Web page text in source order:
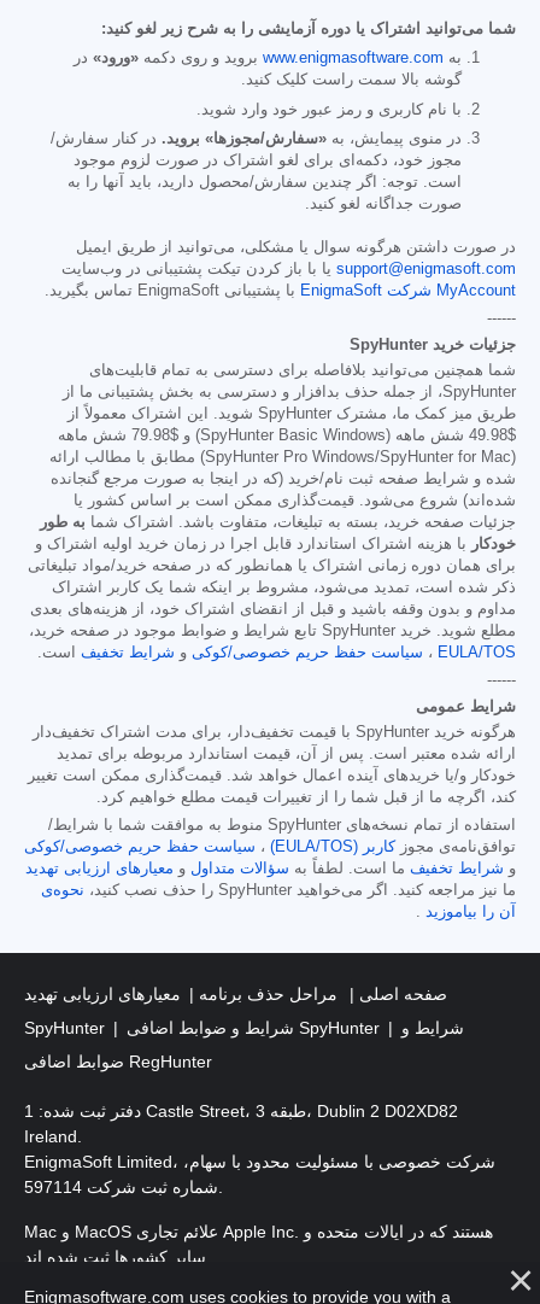
شما می‌توانید اشتراک یا دوره آزمایشی را به شرح زیر لغو کنید:
به www.enigmasoftware.com بروید و روی دکمه «ورود» در
گوشه بالا سمت راست کلیک کنید.
با نام کاربری و رمز عبور خود وارد شوید.
در منوی پیمایش، به «سفارش/مجوزها» بروید. در کنار سفارش/
مجوز خود، دکمه‌ای برای لغو اشتراک در صورت لزوم موجود
است. توجه: اگر چندین سفارش/محصول دارید، باید آنها را به
صورت جداگانه لغو کنید.
در صورت داشتن هرگونه سوال یا مشکلی، می‌توانید از طریق ایمیل
support@enigmasoft.com یا با باز کردن تیکت پشتیبانی در وب‌سایت
MyAccount شرکت EnigmaSoft
با پشتیبانی EnigmaSoft تماس بگیرید.
------
جزئیات خرید SpyHunter
شما همچنین می‌توانید بلافاصله برای دسترسی به تمام قابلیت‌های
SpyHunter، از جمله حذف بدافزار و دسترسی به بخش پشتیبانی ما از
طریق میز کمک ما، مشترک SpyHunter شوید. این اشتراک معمولاً از
$49.98
شش ماهه (SpyHunter Basic Windows) و $79.98
شش ماهه
(SpyHunter Pro Windows/SpyHunter for Mac) مطابق با مطالب ارائه
شده و شرایط صفحه ثبت نام/خرید (که در اینجا به صورت مرجع گنجانده
شده‌اند) شروع می‌شود. قیمت‌گذاری ممکن است بر اساس کشور یا
جزئیات صفحه خرید، بسته به تبلیغات، متفاوت باشد. اشتراک شما به طور
خودکار
با هزینه اشتراک استاندارد قابل اجرا در زمان خرید اولیه اشتراک و
برای همان دوره زمانی اشتراک یا همانطور که در صفحه خرید/مواد تبلیغاتی
ذکر شده است، تمدید می‌شود، مشروط بر اینکه شما یک کاربر اشتراک
مداوم و بدون وقفه باشید و قبل از انقضای اشتراک خود، از هزینه‌های بعدی
مطلع شوید. خرید SpyHunter تابع شرایط و ضوابط موجود در صفحه خرید،
EULA/TOS ، سیاست حفظ حریم خصوصی/کوکی و شرایط تخفیف است.
------
شرایط عمومی
هرگونه خرید SpyHunter با قیمت تخفیف‌دار، برای مدت اشتراک تخفیف‌دار
ارائه شده معتبر است. پس از آن، قیمت استاندارد مربوطه برای تمدید
خودکار و/یا خریدهای آینده اعمال خواهد شد. قیمت‌گذاری ممکن است تغییر
کند، اگرچه ما از قبل شما را از تغییرات قیمت مطلع خواهیم کرد.
استفاده از تمام نسخه‌های SpyHunter منوط به موافقت شما با شرایط/
توافق‌نامه‌ی مجوزکاربر (EULA/TOS) ، سیاست حفظ حریم خصوصی/کوکی
و شرایط تخفیف ما است. لطفاً به سؤالات متداول و معیارهای ارزیابی تهدید
ما نیز مراجعه کنید. اگر می‌خواهید SpyHunter را حذف نصب کنید،
نحوه‌ی
آن را بیاموزید
صفحه اصلی مراحل حذف برنامه
معیارهای ارزیابی تهدید
SpyHunter
شرایط و ضوابط اضافی SpyHunter
شرایط و
ضوابط اضافی RegHunter
دفتر ثبت شده: 1 Castle Street، طبقه 3، Dublin 2 D02XD82
Ireland.
EnigmaSoft Limited، شرکت خصوصی با مسئولیت محدود با سهام،
Mac و MacOS علائم تجاری Apple Inc. هستند که در ایالات متحده و
Enigmasoftware.com uses cookies to provide you with a